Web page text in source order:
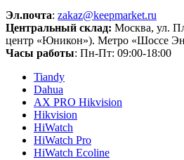
Эл.почта: zakaz@keepmarket.ru
Центральный склад: Москва, ул.
центр «Юникон»). Метро «Шоссе
Часы работы: Пн-Пт: 09:00-18:00
Tiandy
Dahua
AX PRO Hikvision
Hikvision
HiWatch
HiWatch Pro
HiWatch Ecoline